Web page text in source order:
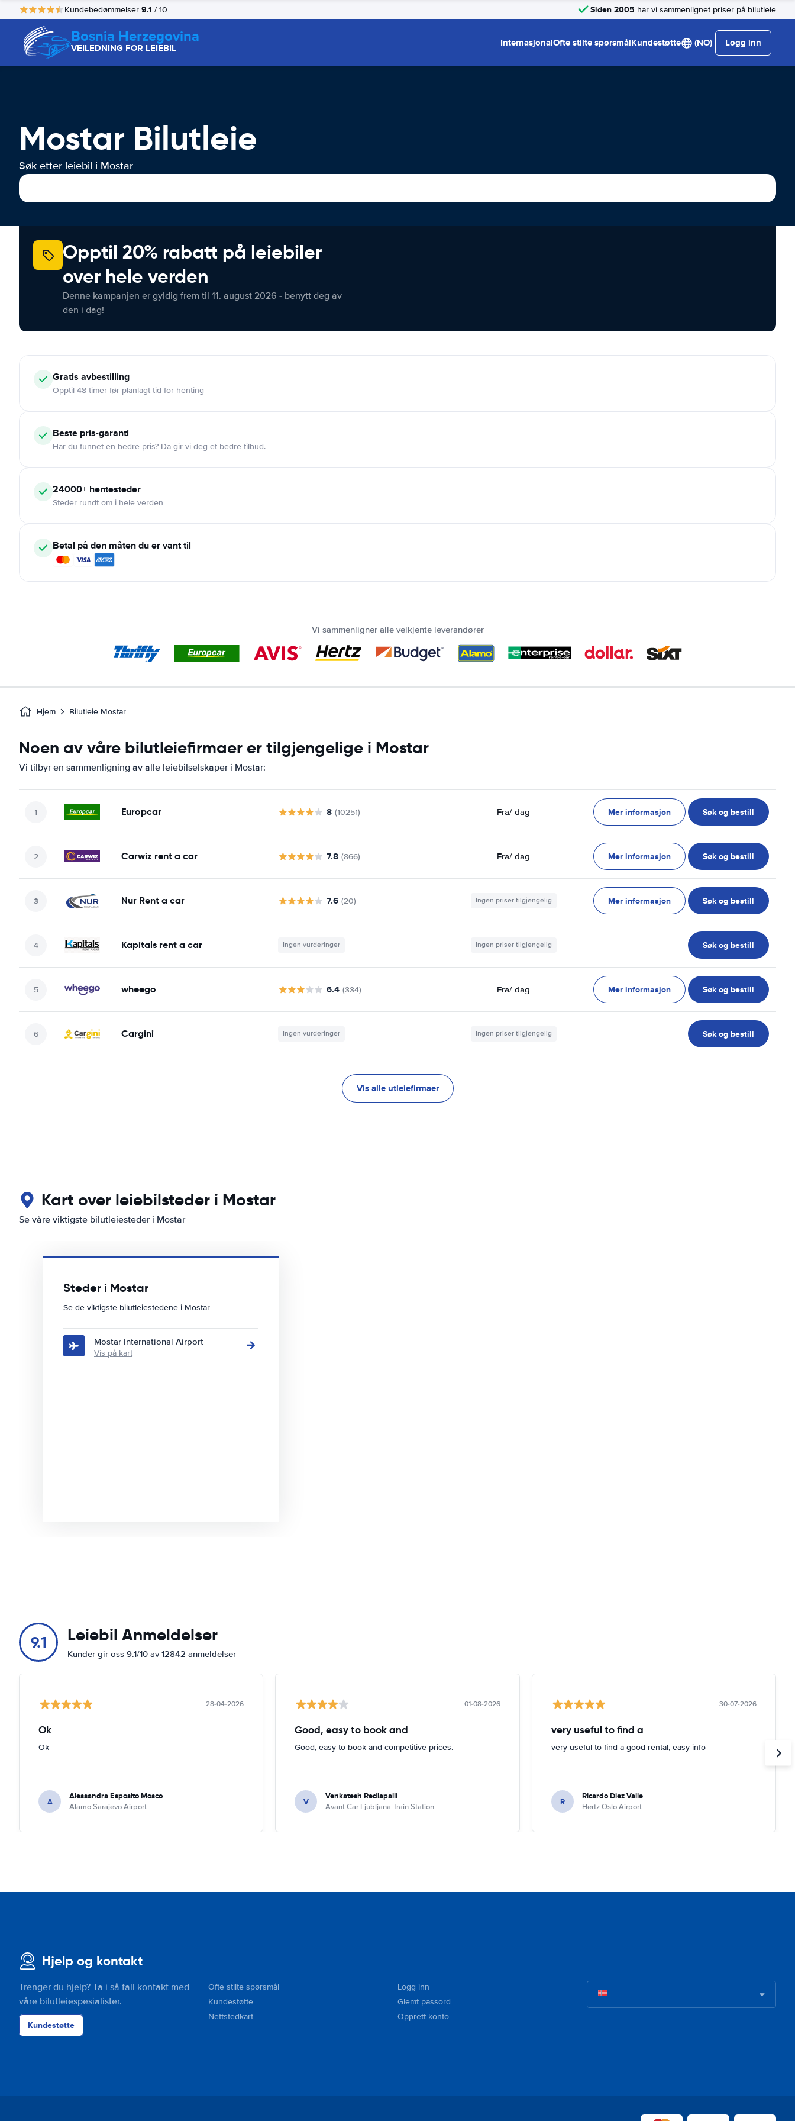
Kundebedømmelser 9.1 / 10 Siden 2005 har vi sammenlignet priser på bilutleie
Bosnia Herzegovina
VEILEDNING FOR LEIEBIL InternasjonalOfte stilte spørsmålKundestøtte (NO) Logg inn
Mostar Bilutleie
Søk etter leiebil i Mostar
Opptil 20% rabatt på leiebiler
over hele verden
Denne kampanjen er gyldig frem til 11. august 2026 - benytt deg av
den i dag!
Gratis avbestilling
Opptil 48 timer før planlagt tid for henting
Beste pris-garanti
Har du funnet en bedre pris? Da gir vi deg et bedre tilbud.
24000+ hentesteder
Steder rundt om i hele verden
Betal på den måten du er vant til
Vi sammenligner alle velkjente leverandører
Hjem Bilutleie Mostar
Noen av våre bilutleiefirmaer er tilgjengelige i Mostar
Vi tilbyr en sammenligning av alle leiebilselskaper i Mostar:
Europcar 8 (10251) Fra/ dag Mer informasjon Søk og bestill
Carwiz rent a car 7.8 (866) Fra/ dag Mer informasjon Søk og bestill
Nur Rent a car 7.6 (20) Ingen priser tilgjengelig Mer informasjon Søk og bestill
Kapitals rent a car Ingen vurderinger Ingen priser tilgjengelig Søk og bestill
wheego 6.4 (334) Fra/ dag Mer informasjon Søk og bestill
Cargini Ingen vurderinger Ingen priser tilgjengelig Søk og bestill
Vis alle utleiefirmaer
Kart over leiebilsteder i Mostar
Se våre viktigste bilutleiesteder i Mostar
Steder i Mostar
Se de viktigste bilutleiestedene i Mostar
Mostar International Airport
Vis på kart
9.1 Leiebil Anmeldelser
Kunder gir oss 9.1/10 av 12842 anmeldelser
28-04-2026
Ok
Ok
A Alessandra Esposito Mosco
Alamo Sarajevo Airport
01-08-2026
Good, easy to book and
Good, easy to book and competitive prices.
V Venkatesh Redlapalli
Avant Car Ljubljana Train Station
30-07-2026
very useful to find a
very useful to find a good rental, easy info
R Ricardo Diez Valle
Hertz Oslo Airport
Hjelp og kontakt
Trenger du hjelp? Ta i så fall kontakt med
våre bilutleiespesialister.
Kundestøtte
Ofte stilte spørsmål
Kundestøtte
Nettstedkart
Logg inn
Glemt passord
Opprett konto